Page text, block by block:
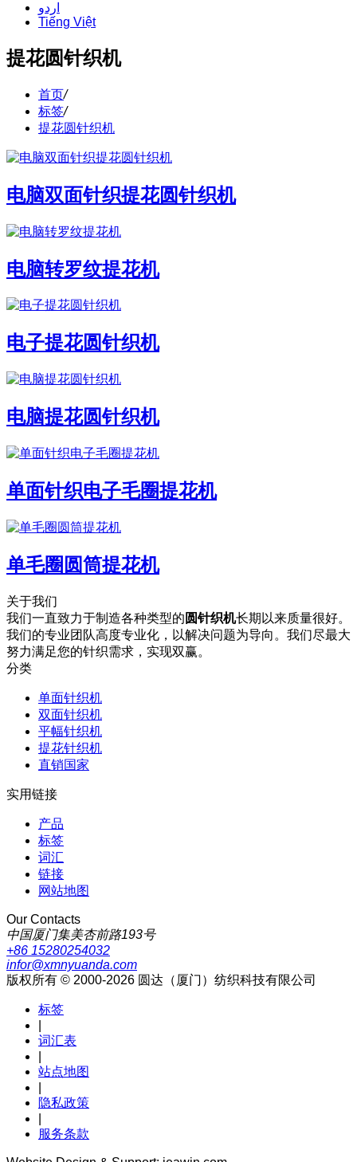
اردو
Tiếng Việt
提花圆针织机
首页/
标签/
提花圆针织机
电脑双面针织提花圆针织机
电脑转罗纹提花机
电子提花圆针织机
电脑提花圆针织机
单面针织电子毛圈提花机
单毛圈圆筒提花机
关于我们
我们一直致力于制造各种类型的 圆针织机长期以来质量很好。
我们的专业团队高度专业化，以解决问题为导向。我们尽最大
努力满足您的针织需求，实现双赢。
分类
单面针织机
双面针织机
平幅针织机
提花针织机
直销国家
实用链接
产品
标签
词汇
链接
网站地图
Our Contacts
中国厦门集美杏前路193号
+86 15280254032
infor@xmnyuanda.com
版权所有 © 2000-2026 圆达（厦门）纺织科技有限公司
标签
词汇表
站点地图
隐私政策
服务条款